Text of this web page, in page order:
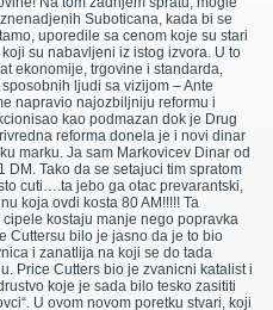
Suboticana, kada bi se
uporedile sa cenom koje su stari
su nabavljeni iz istog izvora. U to
ekonomije, trgovine i standarda,
ljudi sa vizijom – Ante
napravio najozbiljniju reformu i
kao podmazan dok je Drug
reforma donela je i novi dinar
marku. Ja sam Markovicev Dinar od
DM. Tako da se setajuci tim spratom
cuti….ta jebo ga otac prevarantski,
koja ovdi kosta 80 AM!!!!! Ta
kostaju manje nego popravka
Cuttersu bilo je jasno da je to bio
i zanatlija na koji se do tada
Price Cutters bio je zvanicni katalist i
koje je sada bilo tesko zasititi
U ovom novom poretku stvari, koji